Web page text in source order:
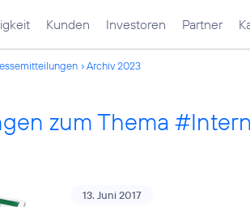
Kunden Investoren Partner
Archiv 2023
zum Thema
13. Juni 2017